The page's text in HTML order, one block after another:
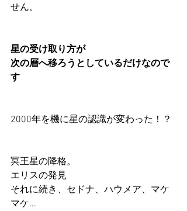
せん。
星の受け取り方が
次の層へ移ろうとしているだけなので
す
2000年を機に星の認識が変わった！？
冥王星の降格。
エリスの発見
それに続き、セドナ、ハウメア、マケ
マケ...